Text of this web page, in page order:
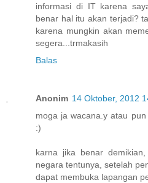
informasi di IT karena
benar hal itu akan terjadi?
karena mungkin akan
segera...trmakasih
Balas
Anonim 14 Oktober, 2012
moga ja wacana.y atau
:)
karna jika benar
negara tentunya, setelah
dapat membuka lapangan